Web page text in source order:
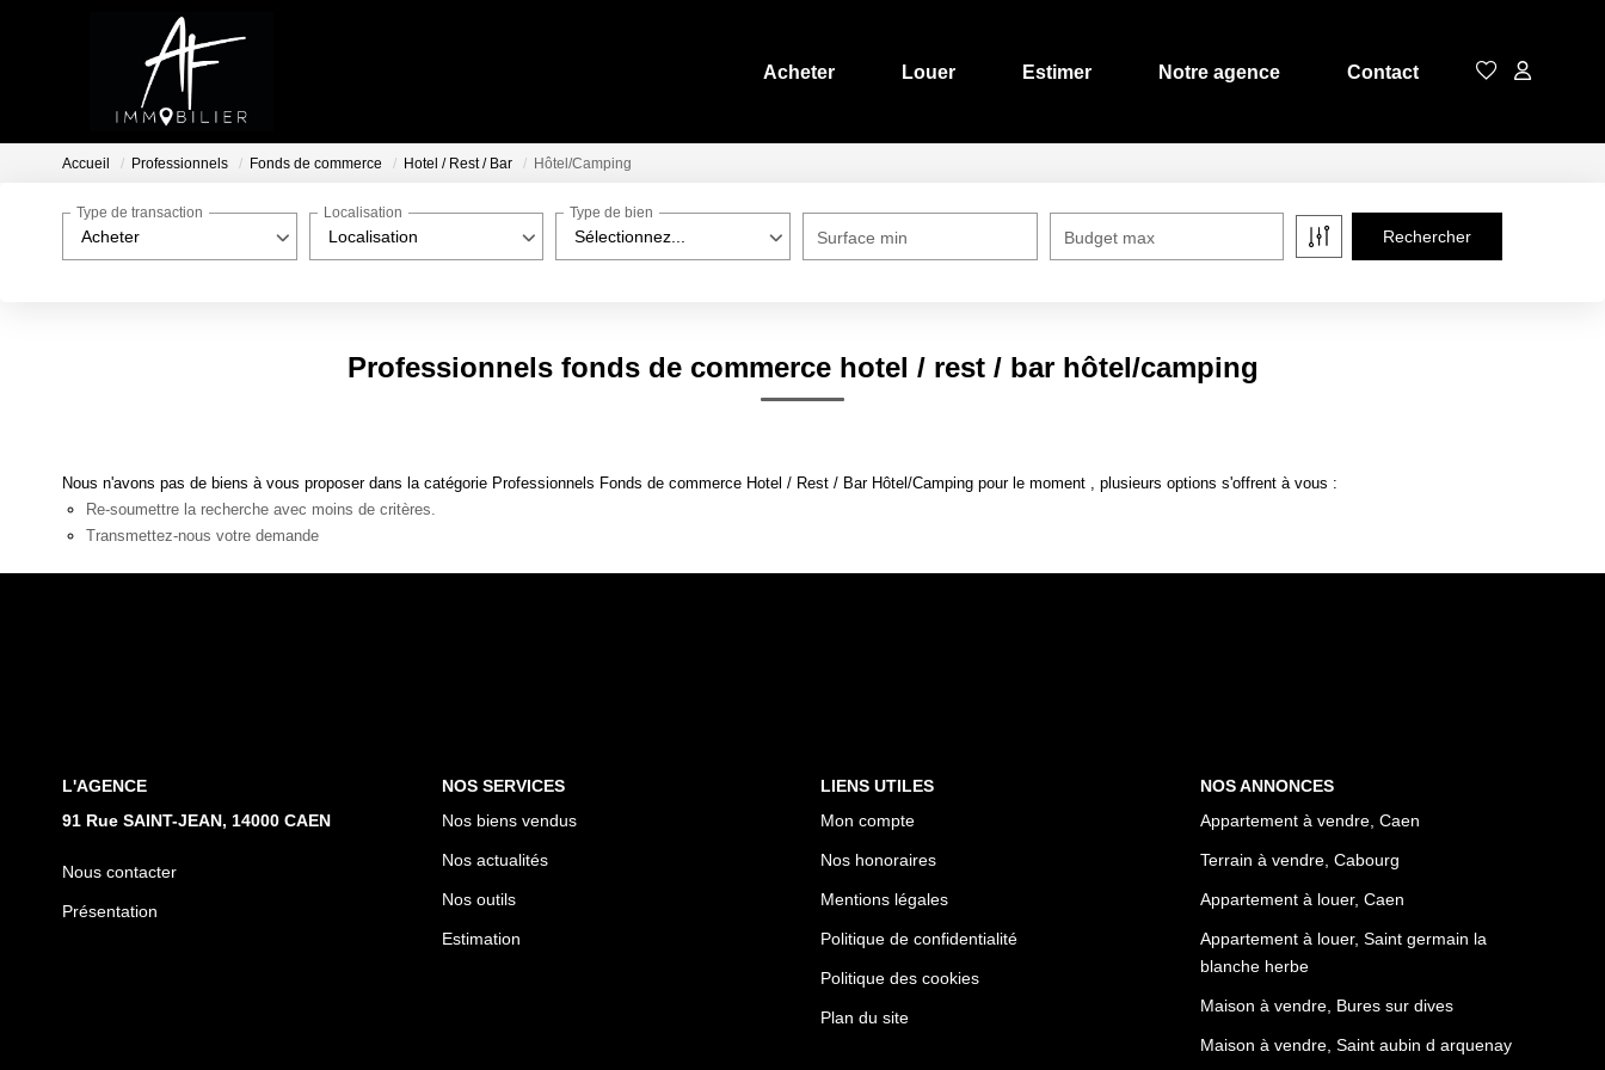
Acheter Louer Estimer Notre agence Contact
Accueil Professionnels Fonds de commerce Hotel / Rest / Bar Hôtel/Camping
Acheter
Type de transaction
Localisation
Localisation
Sélectionnez...
Type de bien
Surface min Budget max
Professionnels fonds de commerce hotel / rest / bar hôtel/camping
Nous n'avons pas de biens à vous proposer dans la catégorie Professionnels Fonds de commerce Hotel / Rest / Bar Hôtel/Camping pour le moment , plusieurs options s'offrent à vous :
Re-soumettre la recherche avec moins de critères.
Transmettez-nous votre demande
L'AGENCE
91 Rue SAINT-JEAN, 14000 CAEN
Nous contacter
Présentation
NOS SERVICES
Nos biens vendus
Nos actualités
Nos outils
Estimation
LIENS UTILES
Mon compte
Nos honoraires
Mentions légales
Politique de confidentialité
Politique des cookies
Plan du site
NOS ANNONCES
Appartement à vendre, Caen
Terrain à vendre, Cabourg
Appartement à louer, Caen
Appartement à louer, Saint germain la
blanche herbe
Maison à vendre, Bures sur dives
Maison à vendre, Saint aubin d arquenay